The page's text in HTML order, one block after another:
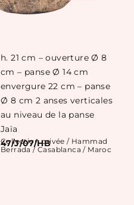
h. 21 cm – ouverture Ø 8
cm – panse Ø 14 cm
envergure 22 cm – panse
Ø 8 cm 2 anses verticales
au niveau de la panse
Jaïa
47/J/07/HB
Collection privée / Hammad
Berrada / Casablanca / Maroc